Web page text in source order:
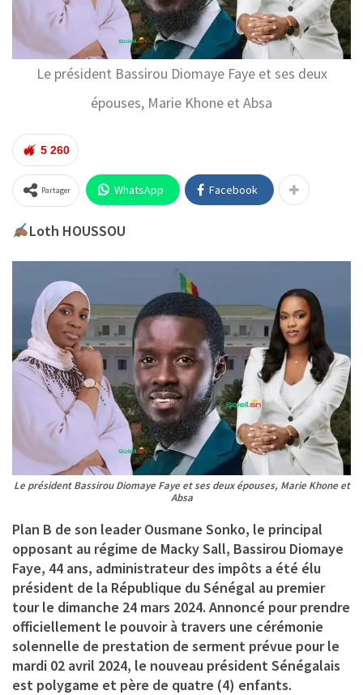
Le président Bassirou Diomaye Faye et ses deux
épouses, Marie Khone et Absa
5 260
Partager WhatsApp Facebook
Loth HOUSSOU
Le président Bassirou Diomaye Faye et ses deux épouses, Marie Khone et
Absa
Plan B de son leader Ousmane Sonko, le principal
opposant au régime de Macky Sall, Bassirou Diomaye
Faye, 44 ans, administrateur des impôts a été élu
président de la République du Sénégal au premier
tour le dimanche 24 mars 2024. Annoncé pour prendre
officiellement le pouvoir à travers une cérémonie
solennelle de prestation de serment prévue pour le
mardi 02 avril 2024, le nouveau président Sénégalais
est polygame et père de quatre (4) enfants.